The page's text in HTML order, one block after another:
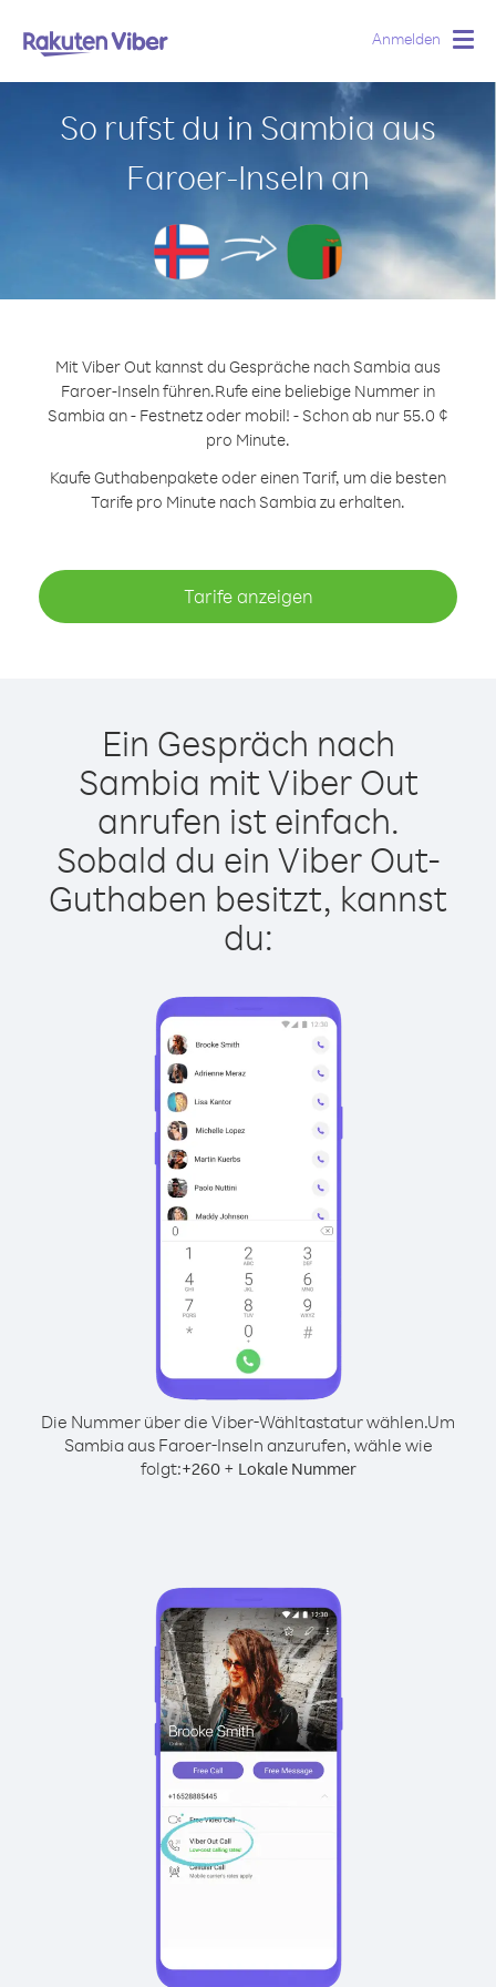
Anmelden
So rufst du in Sambia aus
Faroer-Inseln an
Mit Viber Out kannst du Gespräche nach Sambia aus
Faroer-Inseln führen.Rufe eine beliebige Nummer in
Sambia an - Festnetz oder mobil! - Schon ab nur 55.0 ¢
pro Minute.
Kaufe Guthabenpakete oder einen Tarif, um die besten
Tarife pro Minute nach Sambia zu erhalten.
Tarife anzeigen
Ein Gespräch nach
Sambia mit Viber Out
anrufen ist einfach.
Sobald du ein Viber Out-
Guthaben besitzt, kannst
du:
Die Nummer über die Viber-Wähltastatur wählen.Um
Sambia aus Faroer-Inseln anzurufen, wähle wie
folgt:+260+ Lokale Nummer